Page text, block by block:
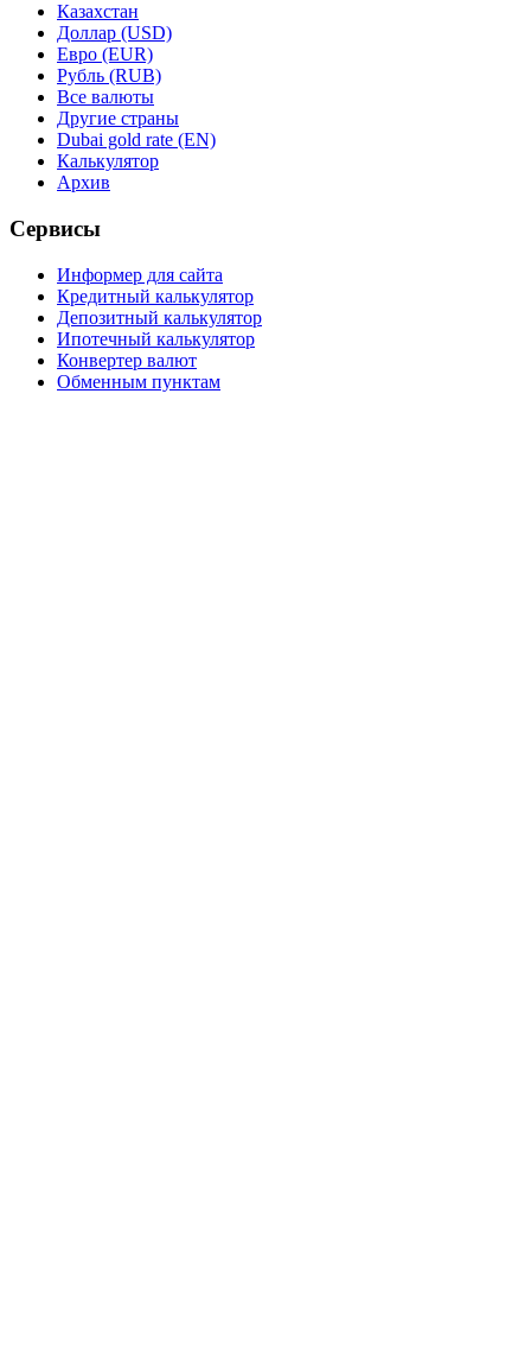
Казахстан
Доллар (USD)
Евро (EUR)
Рубль (RUB)
Все валюты
Другие страны
Dubai gold rate (EN)
Калькулятор
Архив
Сервисы
Информер для сайта
Кредитный калькулятор
Депозитный калькулятор
Ипотечный калькулятор
Конвертер валют
Обменным пунктам